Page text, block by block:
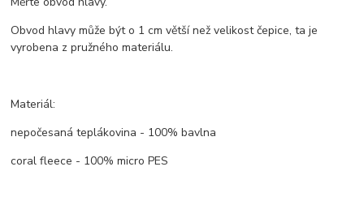
Obvod hlavy může být o 1 cm větší než velikost čepice, ta je
vyrobena z pružného materiálu.
Materiál:
nepočesaná teplákovina - 100% bavlna
coral fleece - 100% micro PES